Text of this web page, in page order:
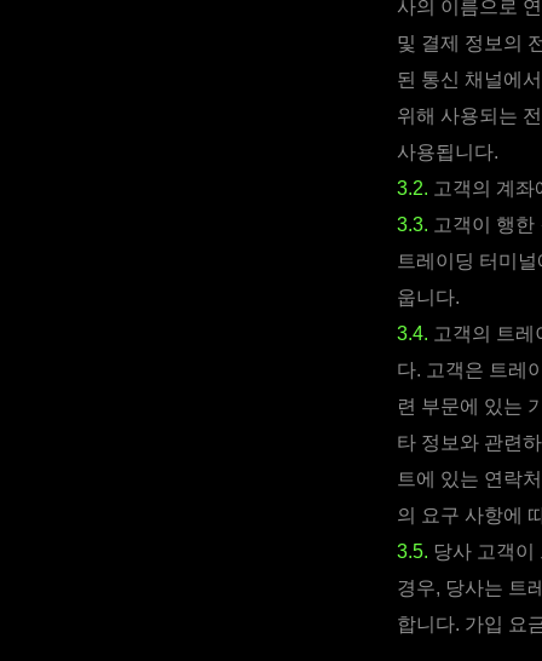
사의 이름으로
및 결제 정보의
된 통신 채널에
위해 사용되는
사용됩니다.
3.2. 고객의 계좌
3.3. 고객이 행한
트레이딩 터미
웁니다.
3.4. 고객의 트
다. 고객은 트레
련 부문에 있는
타 정보와 관련
트에 있는 연락
의 요구 사항에
3.5. 당사 고객이
경우, 당사는 트
합니다. 가입 요